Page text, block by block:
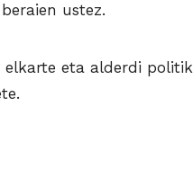
ustez.
elkarte eta alderdi